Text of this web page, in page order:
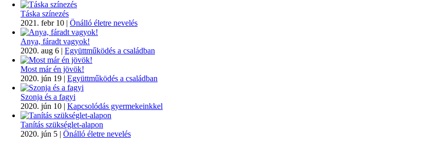
Táska színezés
2021. febr 10 | Önálló életre nevelés
Anya, fáradt vagyok!
2020. aug 6 | Együttműködés a családban
Most már én jövök!
2020. jún 19 | Együttműködés a családban
Szonja és a fagyi
2020. jún 10 | Kapcsolódás gyermekeinkkel
Tanítás szükséglet-alapon
2020. jún 5 | Önálló életre nevelés